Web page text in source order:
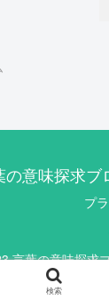
の意味探求ブ
プ
言葉の意味探求
検索